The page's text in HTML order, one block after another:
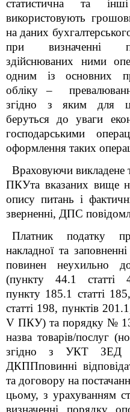
статистична та
використовують
на даних
при визначенні
здійснюваних ними
одним із основних
обліку –
згідно з яким для
беруться до уваги
господарськими
оформлення таких
Враховуючи викладене
ПКУта вказаних вище
опису питань і
зверненні, ДПС
Платник податку
накладної та
повинен неухильно
(пункту 44.1 статті
пункту 185.1 статті
статті 198, пунктів
V ПКУ) та порядку №
назва товарів/послуг
згідно з УКТ ЗЕД /
ДКППповинні
та договору на
цьому, з урахуванням
визначенні порядку